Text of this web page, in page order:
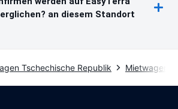
an diesem Standort
Tschechische Republik Mietwagen